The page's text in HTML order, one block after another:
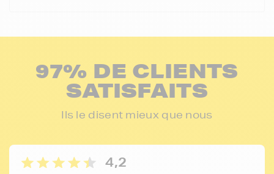
97% DE CLIENTS
SATISFAITS
Ils le disent mieux que nous
4,2